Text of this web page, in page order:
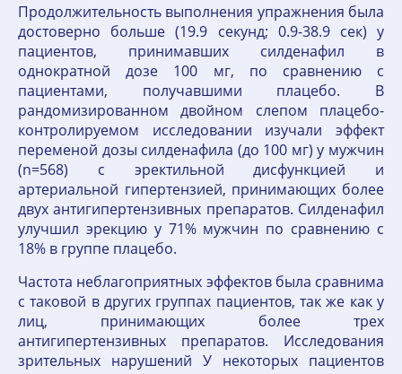
Продолжительность выполнения упражнения была
достоверно больше (19.9 секунд; 0.9-38.9 сек) у
пациентов, принимавших силденафил в
однократной дозе 100 мг, по сравнению с
пациентами, получавшими плацебо. В
рандомизированном двойном слепом плацебо-
контролируемом исследовании изучали эффект
переменой дозы силденафила (до 100 мг) у мужчин
(n=568) с эректильной дисфункцией и
артериальной гипертензией, принимающих более
двух антигипертензивных препаратов. Силденафил
улучшил эрекцию у 71% мужчин по сравнению с
18% в группе плацебо.
Частота неблагоприятных эффектов была сравнима
с таковой в других группах пациентов, так же как у
лиц, принимающих более трех
антигипертензивных препаратов. Исследования
зрительных нарушений У некоторых пациентов